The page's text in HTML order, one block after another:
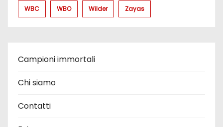
WBC WBO Wilder Zayas
Campioni immortali
Chi siamo
Contatti